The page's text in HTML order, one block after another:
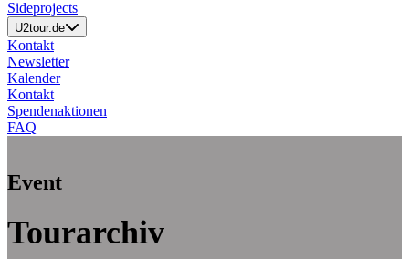
Sideprojects
U2tour.de
Kontakt
Newsletter
Kalender
Kontakt
Spendenaktionen
FAQ
Event
Tourarchiv